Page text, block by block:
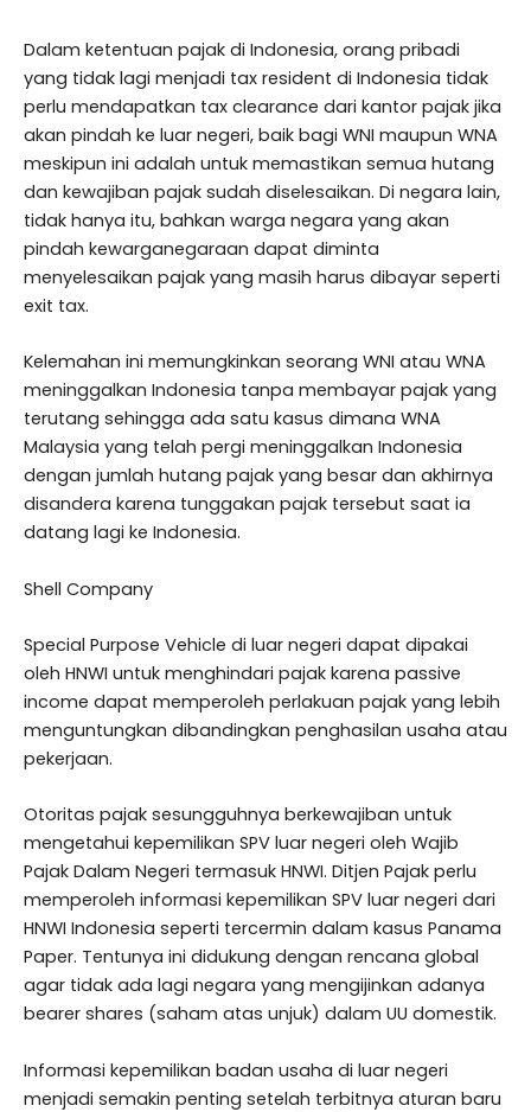
Dalam ketentuan pajak di Indonesia, orang pribadi
yang tidak lagi menjadi tax resident di Indonesia tidak
perlu mendapatkan tax clearance dari kantor pajak jika
akan pindah ke luar negeri, baik bagi WNI maupun WNA
meskipun ini adalah untuk memastikan semua hutang
dan kewajiban pajak sudah diselesaikan. Di negara lain,
tidak hanya itu, bahkan warga negara yang akan
pindah kewarganegaraan dapat diminta
menyelesaikan pajak yang masih harus dibayar seperti
exit tax.
Kelemahan ini memungkinkan seorang WNI atau WNA
meninggalkan Indonesia tanpa membayar pajak yang
terutang sehingga ada satu kasus dimana WNA
Malaysia yang telah pergi meninggalkan Indonesia
dengan jumlah hutang pajak yang besar dan akhirnya
disandera karena tunggakan pajak tersebut saat ia
datang lagi ke Indonesia.
Shell Company
Special Purpose Vehicle di luar negeri dapat dipakai
oleh HNWI untuk menghindari pajak karena passive
income dapat memperoleh perlakuan pajak yang lebih
menguntungkan dibandingkan penghasilan usaha atau
pekerjaan.
Otoritas pajak sesungguhnya berkewajiban untuk
mengetahui kepemilikan SPV luar negeri oleh Wajib
Pajak Dalam Negeri termasuk HNWI. Ditjen Pajak perlu
memperoleh informasi kepemilikan SPV luar negeri dari
HNWI Indonesia seperti tercermin dalam kasus Panama
Paper. Tentunya ini didukung dengan rencana global
agar tidak ada lagi negara yang mengijinkan adanya
bearer shares (saham atas unjuk) dalam UU domestik.
Informasi kepemilikan badan usaha di luar negeri
menjadi semakin penting setelah terbitnya aturan baru